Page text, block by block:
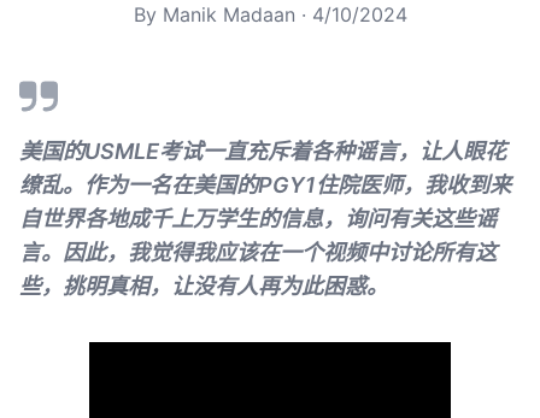
By Manik Madaan · 4/10/2024
美国的USMLE考试一直充斥着各种谣言，让人眼花
缭乱。作为一名在美国的PGY1住院医师，我收到来
自世界各地成千上万学生的信息，询问有关这些谣
言。因此，我觉得我应该在一个视频中讨论所有这
些，挑明真相，让没有人再为此困惑。